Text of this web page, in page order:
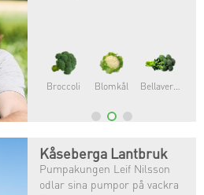
Broccoli Blomkål Bellaverde®
Kåseberga Lantbruk
Pumpakungen Leif Nilsson
odlar sina pumpor på vackra